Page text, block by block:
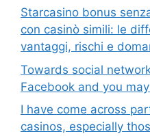
Starcasino bonus
con casinò simili: le
vantaggi, rischi e
Towards social
Facebook and you
I have come across
casinos, especially